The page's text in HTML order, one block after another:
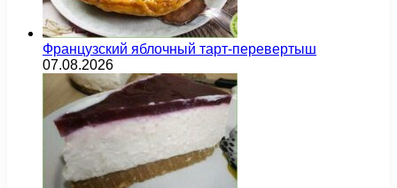
Французский яблочный тарт-перевертыш
07.08.2026